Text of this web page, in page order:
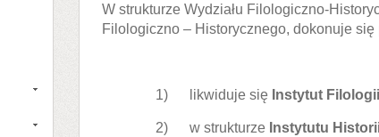
W strukturze Wydziału Filologiczno-
Filologiczno – Historycznego, dokonuje się
1) likwiduje się Instytut
2) w strukturze Instytutu